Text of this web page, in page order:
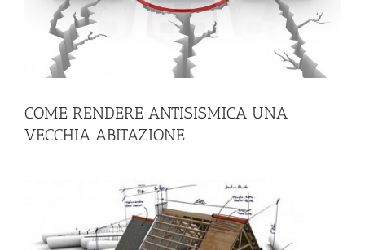
COME RENDERE ANTISISMICA UNA
VECCHIA ABITAZIONE